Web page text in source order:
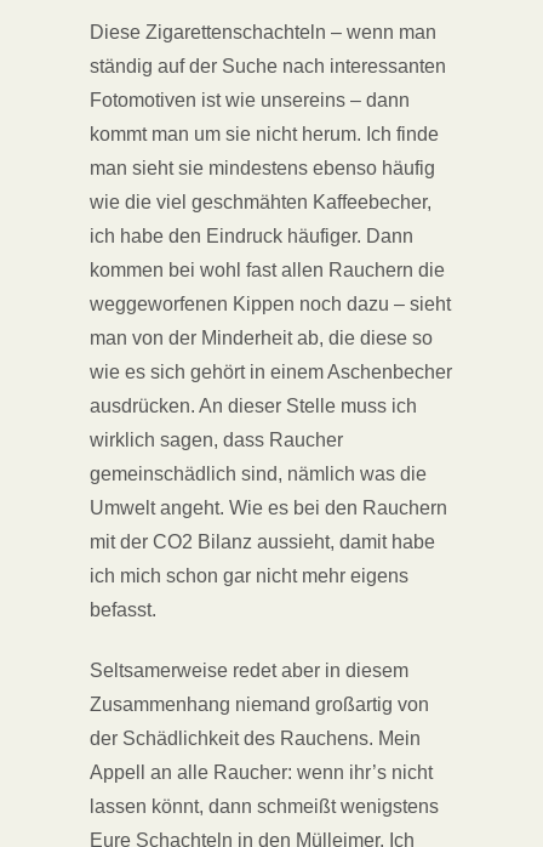
Diese Zigarettenschachteln – wenn man
ständig auf der Suche nach interessanten
Fotomotiven ist wie unsereins – dann
kommt man um sie nicht herum. Ich finde
man sieht sie mindestens ebenso häufig
wie die viel geschmähten Kaffeebecher,
ich habe den Eindruck häufiger. Dann
kommen bei wohl fast allen Rauchern die
weggeworfenen Kippen noch dazu – sieht
man von der Minderheit ab, die diese so
wie es sich gehört in einem Aschenbecher
ausdrücken. An dieser Stelle muss ich
wirklich sagen, dass Raucher
gemeinschädlich sind, nämlich was die
Umwelt angeht. Wie es bei den Rauchern
mit der CO2 Bilanz aussieht, damit habe
ich mich schon gar nicht mehr eigens
befasst.
Seltsamerweise redet aber in diesem
Zusammenhang niemand großartig von
der Schädlichkeit des Rauchens. Mein
Appell an alle Raucher: wenn ihr’s nicht
lassen könnt, dann schmeißt wenigstens
Eure Schachteln in den Mülleimer. Ich